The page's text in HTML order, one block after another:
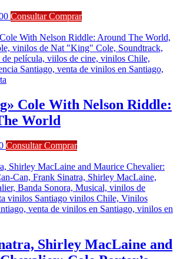
El
actual
es:
$11.000.
Consultar Comprar
Cole With Nelson Riddle:
World
El
actual
es:
$9.000.
Consultar Comprar
Shirley MacLaine and